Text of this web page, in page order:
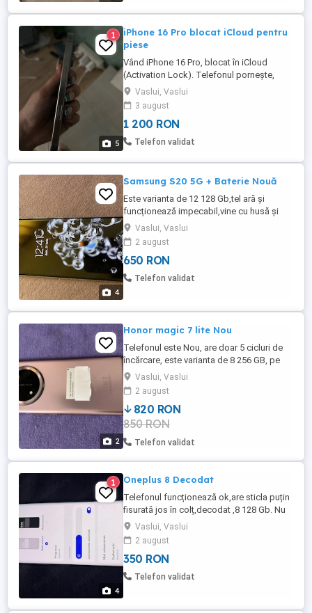
5
1
iPhone 16 Pro blocat iCloud pentru
piese
Vând iPhone 16 Pro, blocat în iCloud
(Activation Lock). Telefonul pornește,
ecranul funcționează, însă este blocat și
nu poate fi activat fără contul Apple al
proprietarului anterior. Are un punct mic
negru pe ecran (vizibil în poze), în rest se
prezintă bine estetic. Se vinde pentru
Vaslui, Vaslui
3 august
1 200 RON
Telefon validat
4
Samsung S20 5G + Baterie Nouă
Este varianta de 12 128 Gb,tel ară și
funcționează impecabil,vine cu husă și
baterie . Trimit în țară doar cu plata
transportului în avans
Vaslui, Vaslui
2 august
650 RON
Telefon validat
2
Honor magic 7 lite Nou
Telefonul este Nou, are doar 5 cicluri de
încărcare, este varianta de 8 256 GB, pe
culoare purple. Vine în cutie cu cu cablu,
bonus husa nouă NU trimit în țară.
Vaslui, Vaslui
2 august
820 RON
850 RON
Telefon validat
4
1 Oneplus 8 Decodat
Telefonul funcționează ok,are sticla puțin
fisurată jos în colț,decodat ,8 128 Gb. Nu
trimit în tara
Vaslui, Vaslui
2 august
350 RON
Telefon validat